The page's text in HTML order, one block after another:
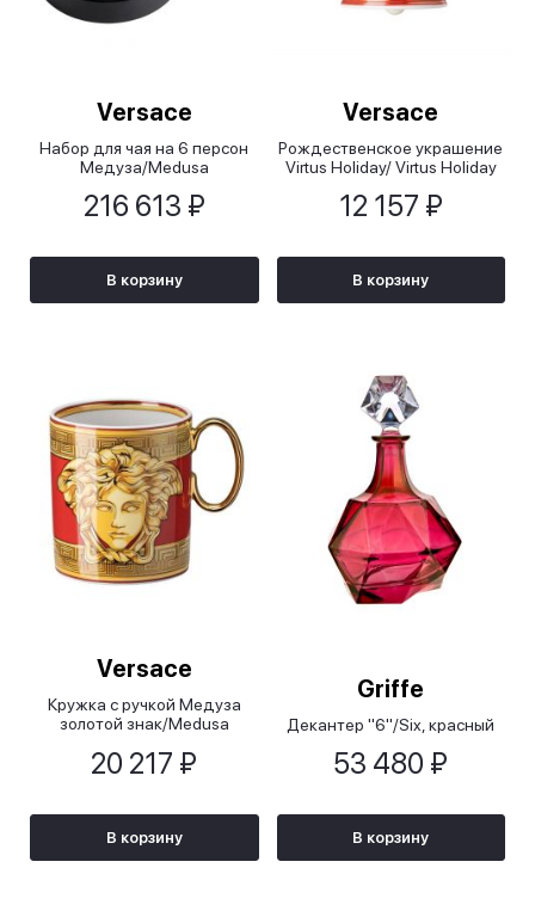
Versace
Набор для чая на 6 персон
Медуза/Medusa
216 613 ₽
В корзину
Versace
Рождественское украшение
Virtus Holiday/ Virtus Holiday
12 157 ₽
В корзину
Versace
Кружка с ручкой Медуза
золотой знак/Medusa
20 217 ₽
В корзину
Griffe
Декантер "6"/Six, красный
53 480 ₽
В корзину